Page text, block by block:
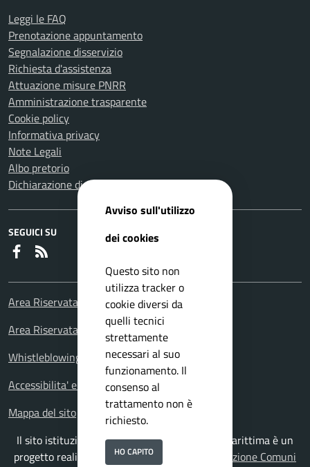
Leggi le FAQ
Prenotazione appuntamento
Segnalazione disservizio
Richiesta d'assistenza
Attuazione misure PNRR
Amministrazione trasparente
Cookie policy
Informativa privacy
Note Legali
Albo pretorio
Dichiarazione di accessibilità
SEGUICI SU
Faceboook
Area Riservata Consiglieri Comunali
Area Riservata Polizia Locale
Whistleblowing – Segnalazioni illeciti
Accessibilita' e meccanismo di feedback
Mappa del sito
Il sito istituzionale del Comune di Falconara Marittima è un
progetto realizzato daISWEB S.p.A.
Soluzione Comuni
Avviso sull'utilizzo
dei cookies
Questo sito non
utilizza tracker o
cookie diversi da
quelli tecnici
strettamente
necessari al suo
funzionamento. Il
consenso al
trattamento non è
richiesto.
HO CAPITO